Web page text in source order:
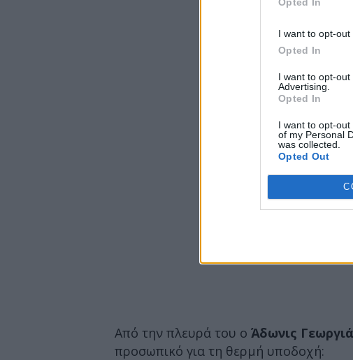
I want to opt-out
Opted In
I want to opt-
Advertising.
Opted In
I want to opt-
of my Personal
was collected.
Opted Out
Από την πλευρά του ο Άδωνις
προσωπικό για τη θερμή υποδοχή: